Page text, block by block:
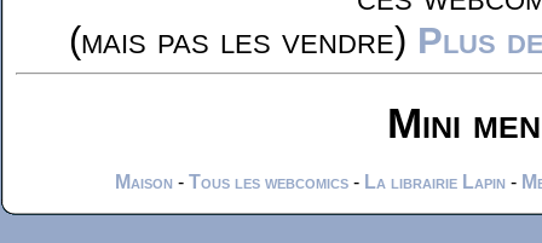
(mais pas les vendre) Plus
Mini
Maison - Tous les webcomics - La librairie Lapin -